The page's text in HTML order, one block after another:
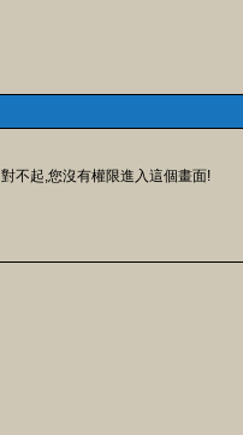
對不起,您沒有權限進入這個畫面!